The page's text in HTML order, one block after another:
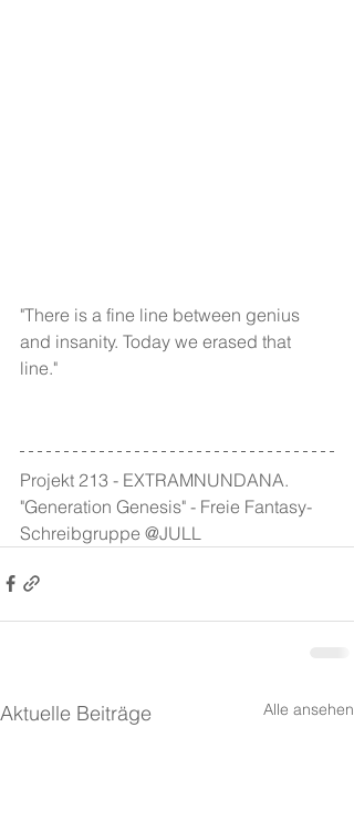
"There is a fine line between genius
and insanity. Today we erased that
line."
Projekt 213 - EXTRAMNUNDANA.
"Generation Genesis" - Freie Fantasy-
Schreibgruppe @JULL
Aktuelle Beiträge Alle ansehen